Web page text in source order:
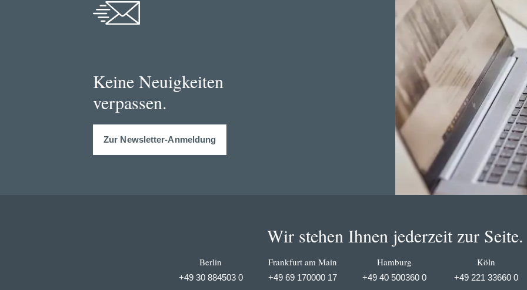
Keine Neuigkeiten
verpassen.
Zur Newsletter-Anmeldung
Wir stehen Ihnen jederzeit zur Seite.
Berlin
+49 30 884503 0
Frankfurt am Main
+49 69 170000 17
Hamburg
+49 40 500360 0
Köln
+49 221 33660 0